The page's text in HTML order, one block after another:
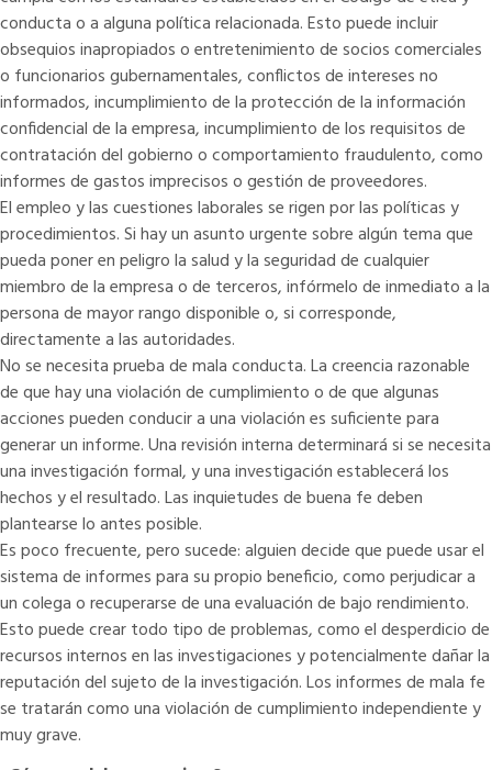
conducta o a alguna política relacionada. Esto puede incluir
obsequios inapropiados o entretenimiento de socios comerciales
o funcionarios gubernamentales, conflictos de intereses no
informados, incumplimiento de la protección de la información
confidencial de la empresa, incumplimiento de los requisitos de
contratación del gobierno o comportamiento fraudulento, como
informes de gastos imprecisos o gestión de proveedores.
El empleo y las cuestiones laborales se rigen por las políticas y
procedimientos. Si hay un asunto urgente sobre algún tema que
pueda poner en peligro la salud y la seguridad de cualquier
miembro de la empresa o de terceros, infórmelo de inmediato a la
persona de mayor rango disponible o, si corresponde,
directamente a las autoridades.
No se necesita prueba de mala conducta. La creencia razonable
de que hay una violación de cumplimiento o de que algunas
acciones pueden conducir a una violación es suficiente para
generar un informe. Una revisión interna determinará si se necesita
una investigación formal, y una investigación establecerá los
hechos y el resultado. Las inquietudes de buena fe deben
plantearse lo antes posible.
Es poco frecuente, pero sucede: alguien decide que puede usar el
sistema de informes para su propio beneficio, como perjudicar a
un colega o recuperarse de una evaluación de bajo rendimiento.
Esto puede crear todo tipo de problemas, como el desperdicio de
recursos internos en las investigaciones y potencialmente dañar la
reputación del sujeto de la investigación. Los informes de mala fe
se tratarán como una violación de cumplimiento independiente y
muy grave.